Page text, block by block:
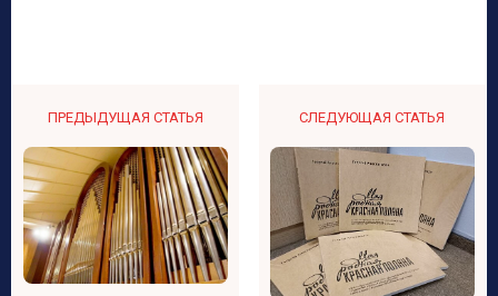
ПРЕДЫДУЩАЯ СТАТЬЯ СЛЕДУЮЩАЯ СТАТЬЯ